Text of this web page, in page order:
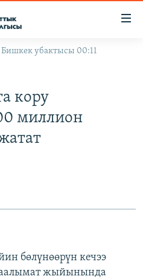
убактысы 00:11
кору
миллион
бөлүнөөрүн кечээ
жыйынында